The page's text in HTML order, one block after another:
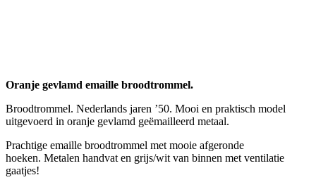
Oranje gevlamd emaille broodtrommel.
Broodtrommel. Nederlands jaren ’50. Mooi en praktisch model
uitgevoerd in oranje gevlamd geëmailleerd metaal.
Prachtige emaille broodtrommel met mooie afgeronde
hoeken. Metalen handvat en grijs/wit van binnen met ventilatie
gaatjes!